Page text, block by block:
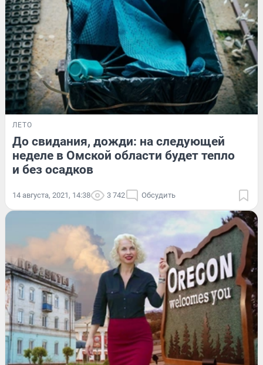
ЛЕТО
До свидания, дожди: на следующей
неделе в Омской области будет тепло
и без осадков
14 августа, 2021, 14:38 3 742 Обсудить